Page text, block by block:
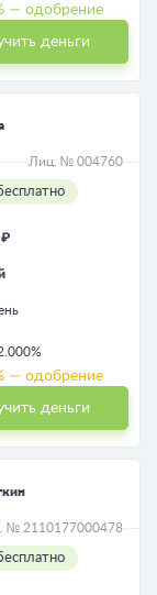
— одобрение
деньги
Лиц. № 004760
₽
— одобрение
деньги
№ 2110177000478